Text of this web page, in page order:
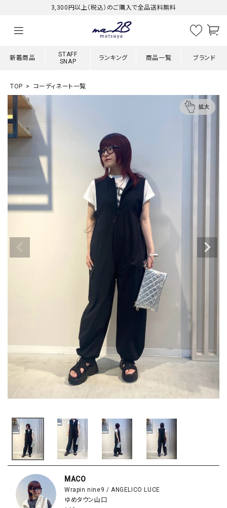
3,300円以上（税込）のご購入で全品送料無料
新着商品
STAFF
SNAP
ランキング 商品一覧 ブランド
TOP コーディネート一覧
MACO
Wrapin nine9 / ANGELICO LUCE
ゆめタウン山口